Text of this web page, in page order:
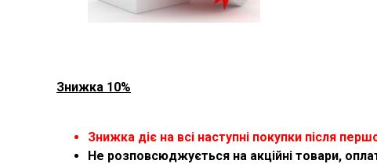
Знижка 10%
Знижка діє на всі наступні покупки після
Не розповсюджується на акційні товари,